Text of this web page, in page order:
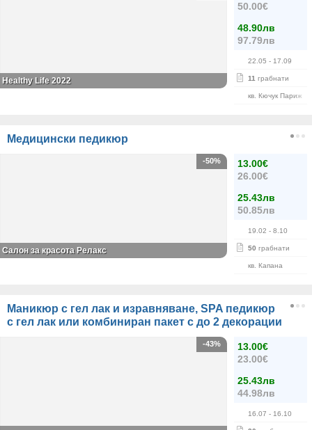
50.00€
48.90лв
97.79лв
22.05 - 17.09
11 грабнати
кв. Кючук Париж
Healthy Life 2022
Медицински педикюр
13.00€
26.00€
25.43лв
50.85лв
19.02 - 8.10
50 грабнати
кв. Капана
-50%
Салон за красота Релакс
Маникюр с гел лак и изравняване, SPA педикюр
с гел лак или комбиниран пакет с до 2 декорации
13.00€
23.00€
25.43лв
44.98лв
16.07 - 16.10
-43%